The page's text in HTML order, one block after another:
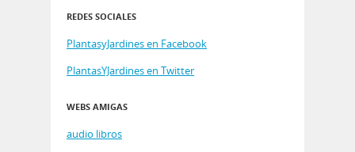
REDES SOCIALES
PlantasyJardines en Facebook
PlantasYJardines en Twitter
WEBS AMIGAS
audio libros